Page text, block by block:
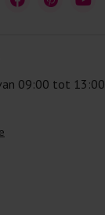
09:00 tot 13:00